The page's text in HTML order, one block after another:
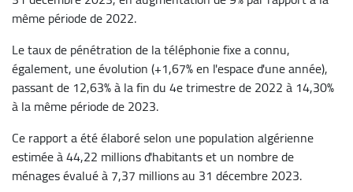
même période de 2022.
Le taux de pénétration de la téléphonie fixe a connu,
également, une évolution (+1,67% en l'espace d'une année),
passant de 12,63% à la fin du 4e trimestre de 2022 à 14,30%
à la même période de 2023.
Ce rapport a été élaboré selon une population algérienne
estimée à 44,22 millions d'habitants et un nombre de
ménages évalué à 7,37 millions au 31 décembre 2023.